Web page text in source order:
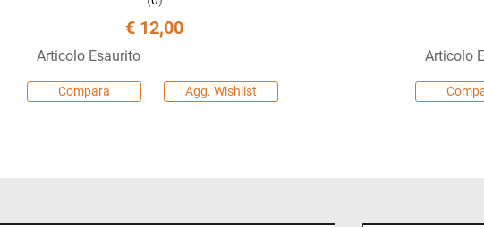
€ 12,00
Articolo Esaurito
Compara Agg. Wishlist
Articolo